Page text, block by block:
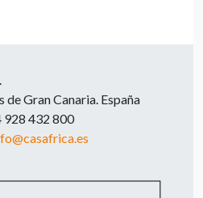
de Gran Canaria. España
928 432 800